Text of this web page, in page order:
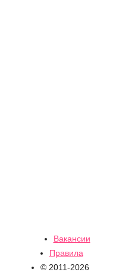
Вакансии
Правила
© 2011-2026